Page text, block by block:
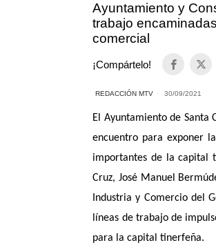
Ayuntamiento y
trabajo
comercial
¡Compártelo!
REDACCIÓN MTV 30/09/2021
El Ayuntamiento de Santa
encuentro para exponer
importantes de la capital
Cruz, José Manuel
Industria y Comercio del
líneas de trabajo de
para la capital tinerfeña.